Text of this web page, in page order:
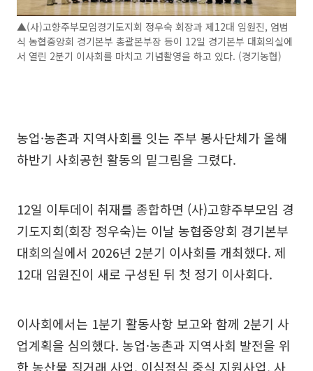
▲(사)고향주부모임경기도지회 정우숙 회장과 제12대 임원진, 엄범
식 농협중앙회 경기본부 총괄본부장 등이 12일 경기본부 대회의실에
서 열린 2분기 이사회를 마치고 기념촬영을 하고 있다. (경기농협)
농업·농촌과 지역사회를 잇는 주부 봉사단체가 올해
하반기 사회공헌 활동의 밑그림을 그렸다.
12일 이투데이 취재를 종합하면 (사)고향주부모임 경
기도지회(회장 정우숙)는 이날 농협중앙회 경기본부
대회의실에서 2026년 2분기 이사회를 개최했다. 제
12대 임원진이 새로 구성된 뒤 첫 정기 이사회다.
이사회에서는 1분기 활동사항 보고와 함께 2분기 사
업계획을 심의했다. 농업·농촌과 지역사회 발전을 위
한 농산물 직거래 사업, 이심점심 중식 지원사업, 사